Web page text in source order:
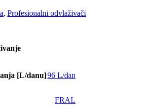
, Profesionalni odvlaživači
[L/danu]96 L/dan
FRAL